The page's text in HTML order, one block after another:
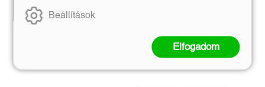
Kosárba
Szerző további művei
Beállítások
Elfogadom